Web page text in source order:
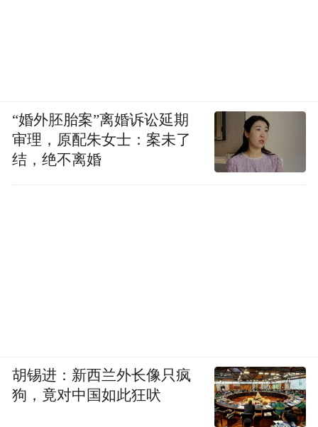
“婚外胚胎案”离婚诉讼延期
审理，原配朱女士：案未了
结，绝不离婚
胡锡进：新西兰外长像只疯
狗，竟对中国如此狂吠